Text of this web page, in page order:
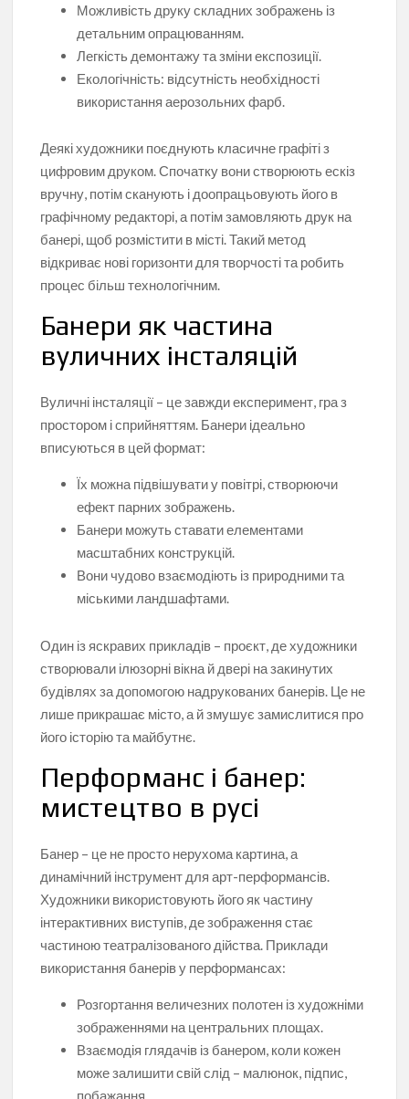
Можливість друку складних зображень із
детальним опрацюванням.
Легкість демонтажу та зміни експозиції.
Екологічність: відсутність необхідності
використання аерозольних фарб.
Деякі художники поєднують класичне графіті з
цифровим друком. Спочатку вони створюють ескіз
вручну, потім сканують і доопрацьовують його в
графічному редакторі, а потім замовляють друк на
банері, щоб розмістити в місті. Такий метод
відкриває нові горизонти для творчості та робить
процес більш технологічним.
Банери як частина
вуличних інсталяцій
Вуличні інсталяції – це завжди експеримент, гра з
простором і сприйняттям. Банери ідеально
вписуються в цей формат:
Їх можна підвішувати у повітрі, створюючи
ефект парних зображень.
Банери можуть ставати елементами
масштабних конструкцій.
Вони чудово взаємодіють із природними та
міськими ландшафтами.
Один із яскравих прикладів – проєкт, де художники
створювали ілюзорні вікна й двері на закинутих
будівлях за допомогою надрукованих банерів. Це не
лише прикрашає місто, а й змушує замислитися про
його історію та майбутнє.
Перформанс і банер:
мистецтво в русі
Банер – це не просто нерухома картина, а
динамічний інструмент для арт-перформансів.
Художники використовують його як частину
інтерактивних виступів, де зображення стає
частиною театралізованого дійства. Приклади
використання банерів у перформансах:
Розгортання величезних полотен із художніми
зображеннями на центральних площах.
Взаємодія глядачів із банером, коли кожен
може залишити свій слід – малюнок, підпис,
побажання.